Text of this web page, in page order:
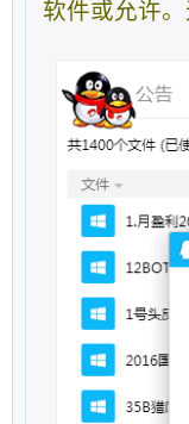
软件或允许。